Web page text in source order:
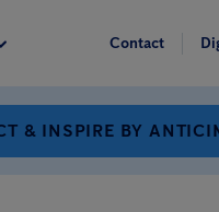
Contact
& INSPIRE BY